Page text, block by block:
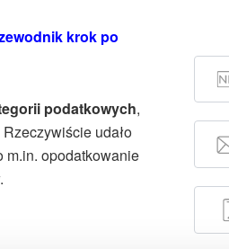
krok po
podatkowych,
udało
m.in. opodatkowanie